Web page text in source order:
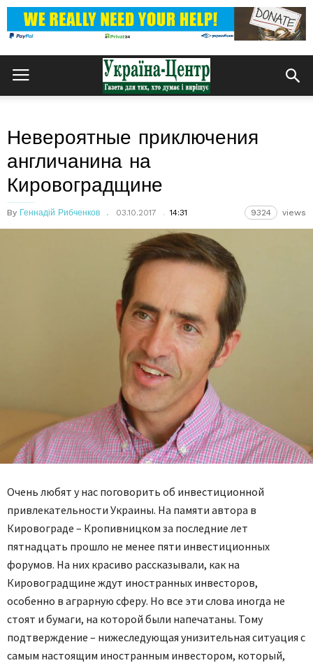
Невероятные приключения
англичанина на
Кировоградщине
By Геннадій Рибченков 03.10.2017 14:31 9324 views
Очень любят у нас поговорить об инвестиционной
привлекательности Украины. На памяти автора в
Кировограде – Кропивницком за последние лет
пятнадцать прошло не менее пяти инвестиционных
форумов. На них красиво рассказывали, как на
Кировоградщине ждут иностранных инвесторов,
особенно в аграрную сферу. Но все эти слова иногда не
стоят и бумаги, на которой были напечатаны. Тому
подтверждение – нижеследующая унизительная ситуация с
самым настоящим иностранным инвестором, который,